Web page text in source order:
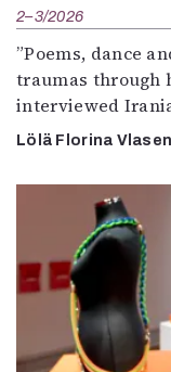
2–3/2026
”Poems, dance
traumas through
interviewed
Lölä Florina